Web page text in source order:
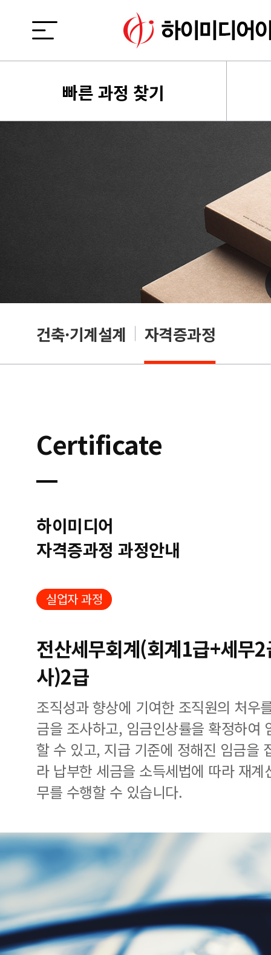
빠른 과정 찾기
건축·기계설계 자격증과정
Certificate
하이미디어
자격증과정 과정안내
실업자 과정
전산세무회계(회계1급+세무
사)2급
조직성과 향상에 기여한 조직원의 처우
금을 조사하고, 임금인상률을 확정하여
할 수 있고, 지급 기준에 정해진 임금을
라 납부한 세금을 소득세법에 따라 재
무를 수행할 수 있습니다.